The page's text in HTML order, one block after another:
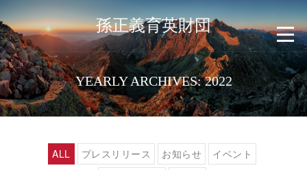
孫正義育英財団
YEARLY ARCHIVES: 2022
ALL プレスリリース お知らせ
イベント